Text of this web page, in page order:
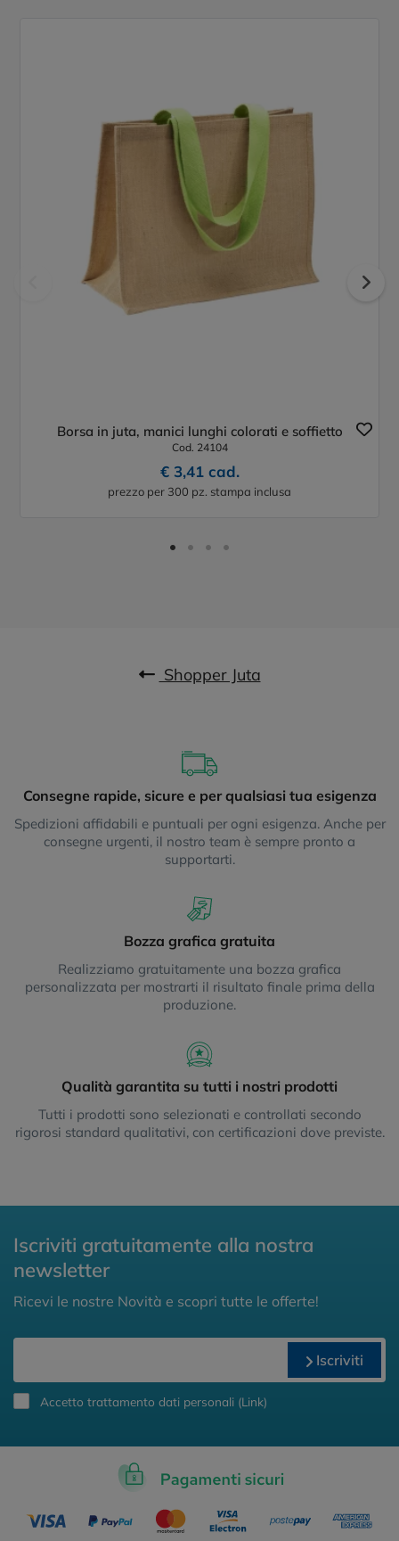
Borsa in juta, manici lunghi colorati e soffietto
Cod. 24104
€ 3,41 cad.
prezzo per 300 pz. stampa inclusa
Shopper Juta
Consegne rapide, sicure e per qualsiasi tua esigenza
Spedizioni affidabili e puntuali per ogni esigenza. Anche per
consegne urgenti, il nostro team è sempre pronto a
supportarti.
Bozza grafica gratuita
Realizziamo gratuitamente una bozza grafica
personalizzata per mostrarti il risultato finale prima della
produzione.
Qualità garantita su tutti i nostri prodotti
Tutti i prodotti sono selezionati e controllati secondo
rigorosi standard qualitativi, con certificazioni dove previste.
Iscriviti gratuitamente alla nostra
newsletter
Ricevi le nostre Novità e scopri tutte le offerte!
Iscriviti
Accetto trattamento dati personali (Link)